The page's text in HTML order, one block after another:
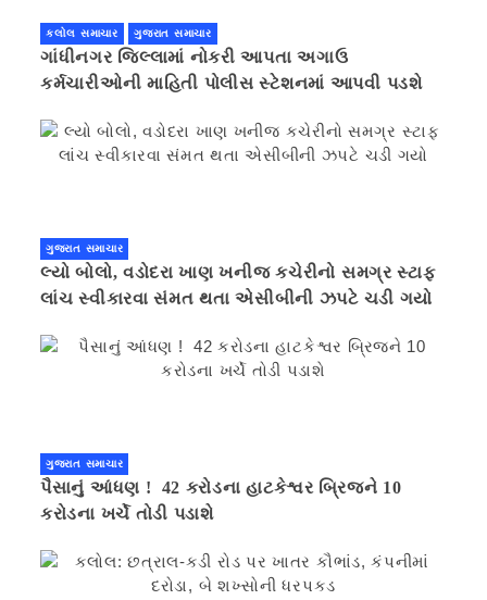
કલોલ સમાચાર ગુજરાત સમાચાર
ગાંધીનગર જિલ્લામાં નોકરી આપતા અગાઉ
કર્મચારીઓની માહિતી પોલીસ સ્ટેશનમાં આપવી પડશે
ગુજરાત સમાચાર
લ્યો બોલો, વડોદરા ખાણ ખનીજ કચેરીનો સમગ્ર સ્ટાફ
લાંચ સ્વીકારવા સંમત થતા એસીબીની ઝપટે ચડી ગયો
ગુજરાત સમાચાર
પૈસાનું આંધણ ! 42 કરોડના હાટકેશ્વર બ્રિજને 10
કરોડના ખર્ચે તોડી પડાશે